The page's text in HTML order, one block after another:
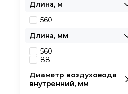
Длина, м
560
Длина, мм
560
88
Диаметр воздуховода
внутренний, мм